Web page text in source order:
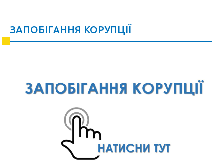
ЗАПОБІГАННЯ КОРУПЦІЇ